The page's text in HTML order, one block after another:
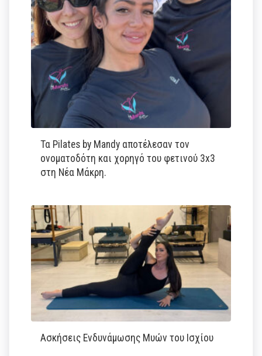
Τα Pilates by Mandy αποτέλεσαν τον
ονοματοδότη και χορηγό του φετινού 3x3
στη Νέα Μάκρη.
Ασκήσεις Ενδυνάμωσης Μυών του Ισχίου